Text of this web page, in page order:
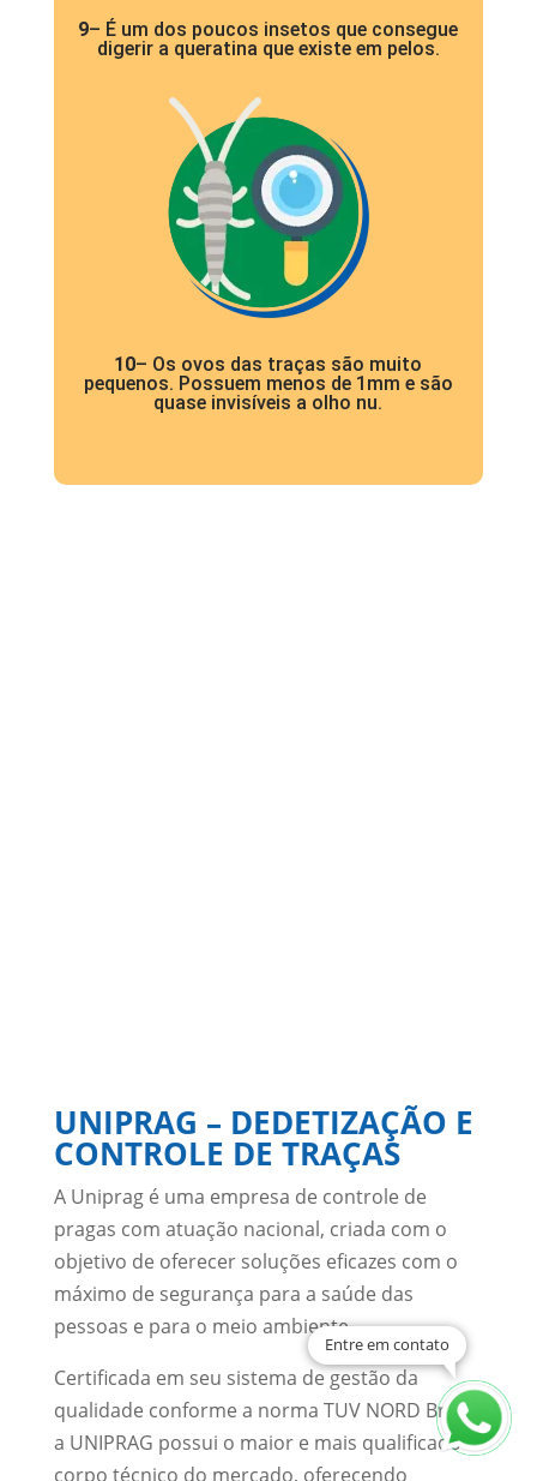
9– É um dos poucos insetos que consegue
digerir a queratina que existe em pelos.
10– Os ovos das traças são muito
pequenos. Possuem menos de 1mm e são
quase invisíveis a olho nu.
UNIPRAG – DEDETIZAÇÃO E
CONTROLE DE TRAÇAS
A Uniprag é uma empresa de controle de
pragas com atuação nacional, criada com o
objetivo de oferecer soluções eficazes com o
máximo de segurança para a saúde das
pessoas e para o meio ambiente.
Certificada em seu sistema de gestão da
qualidade conforme a norma TUV NORD Brasil,
a UNIPRAG possui o maior e mais qualificado
corpo técnico do mercado, oferecendo
Entre em contato